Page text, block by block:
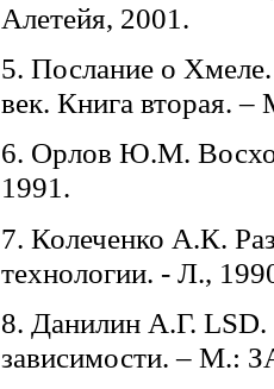
Алетейя, 2001.
5. Послание о
век. Книга вторая. –
6. Орлов Ю.М.
1991.
7. Колеченко А.К.
технологии. - Л.,
8. Данилин А.Г.
зависимости. – М.: